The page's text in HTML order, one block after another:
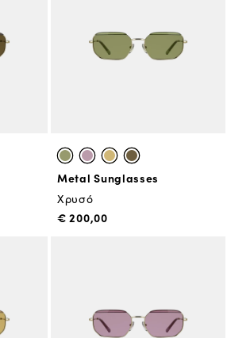
Metal Sunglasses
Χρυσό
€ 200,00